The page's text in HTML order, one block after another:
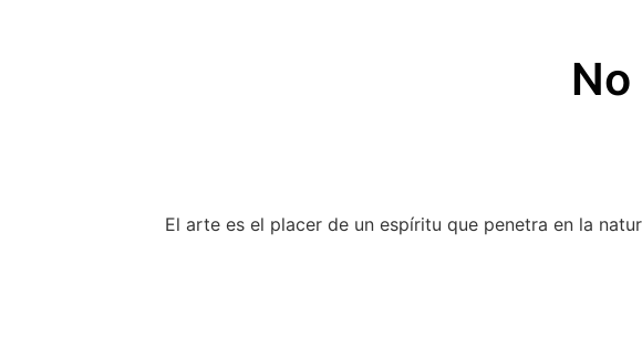
El arte es el placer de un espíritu que penetra en la